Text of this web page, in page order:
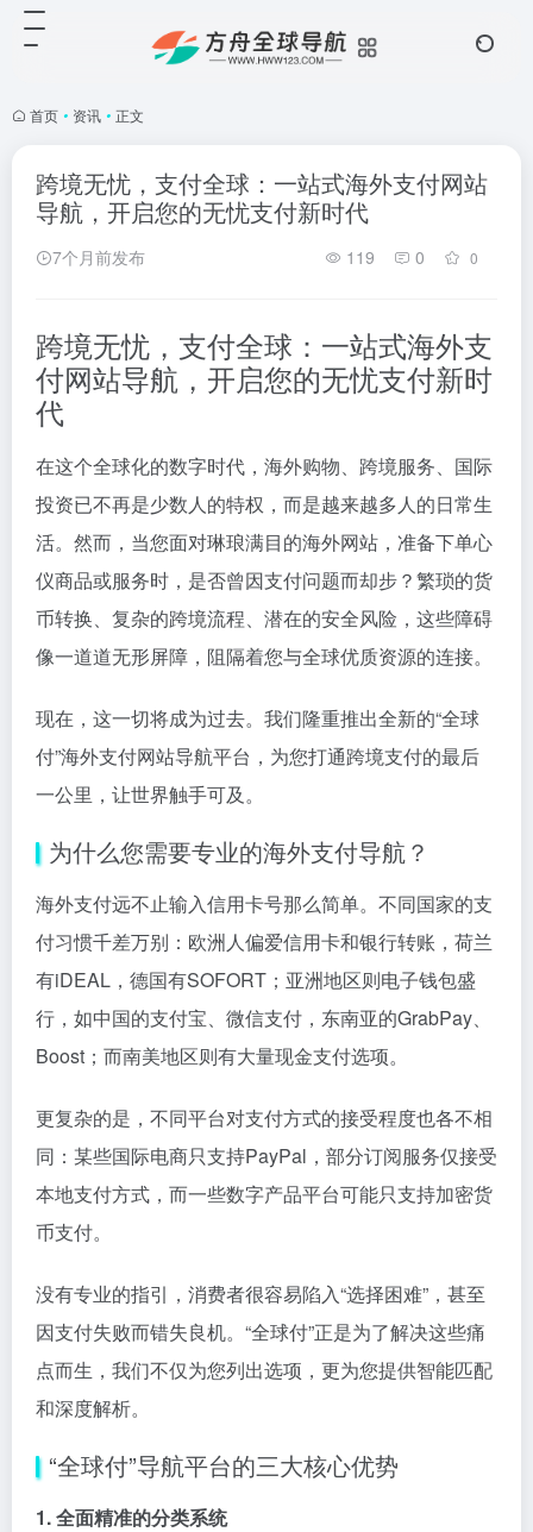
首页 • 资讯 • 正文
跨境无忧，支付全球：一站式海外支付网站
导航，开启您的无忧支付新时代
7个月前发布 119 0 0
跨境无忧，支付全球：一站式海外支
付网站导航，开启您的无忧支付新时
代
在这个全球化的数字时代，海外购物、跨境服务、国际
投资已不再是少数人的特权，而是越来越多人的日常生
活。然而，当您面对琳琅满目的海外网站，准备下单心
仪商品或服务时，是否曾因支付问题而却步？繁琐的货
币转换、复杂的跨境流程、潜在的安全风险，这些障碍
像一道道无形屏障，阻隔着您与全球优质资源的连接。
现在，这一切将成为过去。我们隆重推出全新的“全球
付”海外支付网站导航平台，为您打通跨境支付的最后
一公里，让世界触手可及。
为什么您需要专业的海外支付导航？
海外支付远不止输入信用卡号那么简单。不同国家的支
付习惯千差万别：欧洲人偏爱信用卡和银行转账，荷兰
有iDEAL，德国有SOFORT；亚洲地区则电子钱包盛
行，如中国的支付宝、微信支付，东南亚的GrabPay、
Boost；而南美地区则有大量现金支付选项。
更复杂的是，不同平台对支付方式的接受程度也各不相
同：某些国际电商只支持PayPal，部分订阅服务仅接受
本地支付方式，而一些数字产品平台可能只支持加密货
币支付。
没有专业的指引，消费者很容易陷入“选择困难”，甚至
因支付失败而错失良机。“全球付”正是为了解决这些痛
点而生，我们不仅为您列出选项，更为您提供智能匹配
和深度解析。
“全球付”导航平台的三大核心优势
1. 全面精准的分类系统